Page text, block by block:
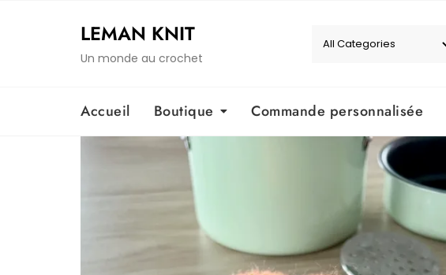
LEMAN KNIT
Un monde au crochet
Accueil Boutique Commande personnalisée